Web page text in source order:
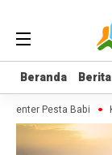
Beranda
Beranda
Pesta Babi